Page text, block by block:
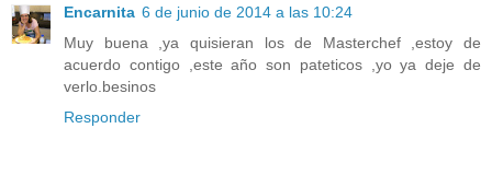
Encarnita 6 de junio de 2014 a las 10:24
Muy buena ,ya quisieran los de Masterchef ,estoy de
acuerdo contigo ,este año son pateticos ,yo ya deje de
verlo.besinos
Responder